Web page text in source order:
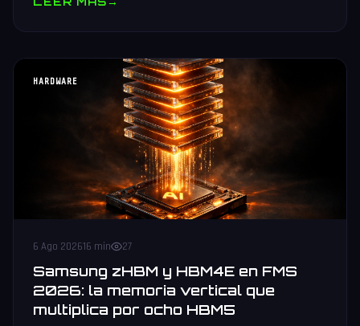
HARDWARE
6 Ago 202616 min 27
Samsung zHBM y HBM4E en FMS
2026: la memoria vertical que
multiplica por ocho HBM5